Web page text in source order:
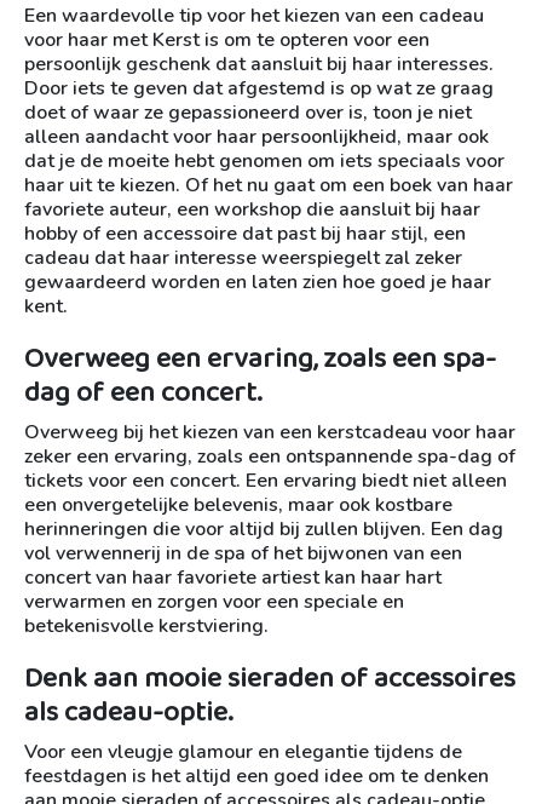
Een waardevolle tip voor het kiezen van een cadeau
voor haar met Kerst is om te opteren voor een
persoonlijk geschenk dat aansluit bij haar interesses.
Door iets te geven dat afgestemd is op wat ze graag
doet of waar ze gepassioneerd over is, toon je niet
alleen aandacht voor haar persoonlijkheid, maar ook
dat je de moeite hebt genomen om iets speciaals voor
haar uit te kiezen. Of het nu gaat om een boek van haar
favoriete auteur, een workshop die aansluit bij haar
hobby of een accessoire dat past bij haar stijl, een
cadeau dat haar interesse weerspiegelt zal zeker
gewaardeerd worden en laten zien hoe goed je haar
kent.
Overweeg een ervaring, zoals een spa-
dag of een concert.
Overweeg bij het kiezen van een kerstcadeau voor haar
zeker een ervaring, zoals een ontspannende spa-dag of
tickets voor een concert. Een ervaring biedt niet alleen
een onvergetelijke belevenis, maar ook kostbare
herinneringen die voor altijd bij zullen blijven. Een dag
vol verwennerij in de spa of het bijwonen van een
concert van haar favoriete artiest kan haar hart
verwarmen en zorgen voor een speciale en
betekenisvolle kerstviering.
Denk aan mooie sieraden of accessoires
als cadeau-optie.
Voor een vleugje glamour en elegantie tijdens de
feestdagen is het altijd een goed idee om te denken